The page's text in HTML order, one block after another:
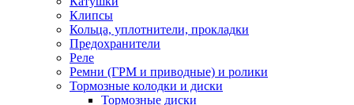
Клипсы
Кольца, уплотнители, прокладки
Предохранители
Реле
Ремни (ГРМ и приводные) и ролики
Тормозные колодки и диски
Тормозные диски